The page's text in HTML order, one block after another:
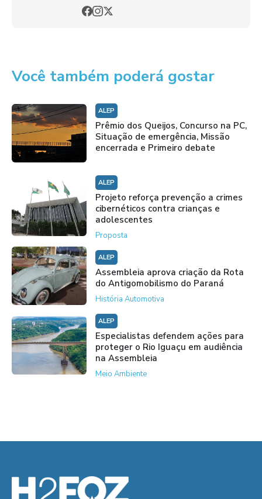
Você também poderá gostar
ALEP
Prêmio dos Queijos, Concurso na PC,
Situação de emergência, Missão
encerrada e Primeiro debate
ALEP
Projeto reforça prevenção a crimes
cibernéticos contra crianças e
adolescentes
Proposta
ALEP
Assembleia aprova criação da Rota
do Antigomobilismo do Paraná
História Automotiva
ALEP
Especialistas defendem ações para
proteger o Rio Iguaçu em audiência
na Assembleia
Meio Ambiente